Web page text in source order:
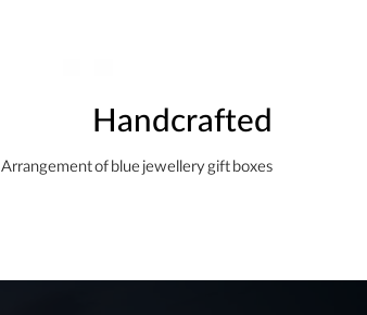
Handcrafted
Arrangement of blue jewellery gift boxes.